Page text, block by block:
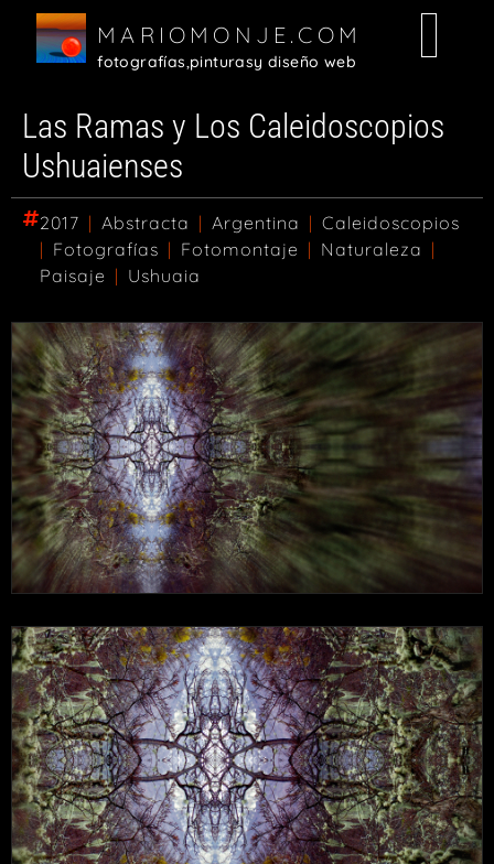
MARIOMONJE.COM
fotografías,pinturasy diseño web
Las Ramas y Los Caleidoscopios
Ushuaienses
2017 | Abstracta | Argentina | Caleidoscopios
| Fotografías | Fotomontaje | Naturaleza |
Paisaje | Ushuaia